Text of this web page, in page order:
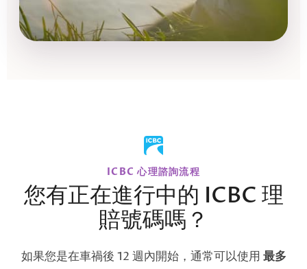
ICBC 心理諮詢流程
您有正在進行中的 ICBC 理
賠號碼嗎？
如果您是在車禍後 12 週內開始，通常可以使用 最多